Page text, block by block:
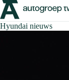
Hyundai nieuws